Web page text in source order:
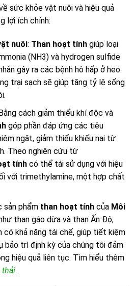
sức khỏe vật nuôi và hiệu quả
lợi ích chính:
nuôi: Than hoạt tínhgiúp loại
(NH3) và hydrogen sulfide
gây ra các bệnh hô hấp ở heo.
trại sạch sẽ giúp tăng tỷ lệ sống
cách giảm thiểu khí độc và
góp phần đáp ứng các tiêu
ngặt, giảm thiểu khiếu nại từ
Theo nghiên cứu từ
tínhcó thể tái sử dụng với hiệu
với trimethylamine, một hợp chất
sản phẩm than hoạt tínhcủa Môi
than gáo dừa và than Ấn Độ,
có khả năng tái chế, giúp tiết kiệm
bảo trì định kỳ của chúng tôi đảm
hiệu quả liên tục. Tìm hiểu thêm
thải.